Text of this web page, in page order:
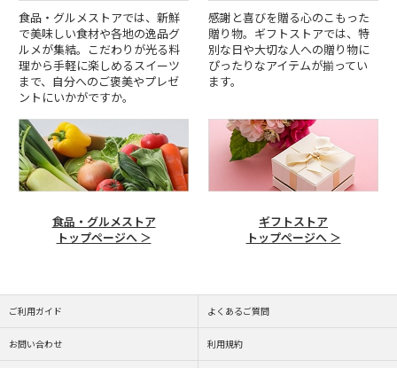
食品・グルメストアでは、新鮮
で美味しい食材や各地の逸品グ
ルメが集結。こだわりが光る料
理から手軽に楽しめるスイーツ
まで、自分へのご褒美やプレゼ
ントにいかがですか。
食品・グルメストア
トップページへ ＞
感謝と喜びを贈る心のこもった
贈り物。ギフトストアでは、特
別な日や大切な人への贈り物に
ぴったりなアイテムが揃ってい
ます。
ギフトストア
トップページへ ＞
ご利用ガイド よくあるご質問
お問い合わせ 利用規約